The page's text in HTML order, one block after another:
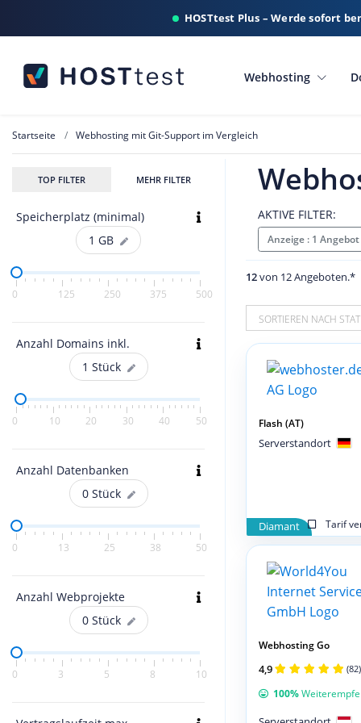
HOSTtest Plus – Werde sofort
Webhosting
Startseite Webhosting mit Git-Support im Vergleich
TOP FILTER MEHR FILTER
Speicherplatz (minimal)
1 GB
0 125 250 375 500
Anzahl Domains inkl.
1 Stück
0 10 20 30 40 50
Anzahl Datenbanken
0 Stück
0 13 25 38 50
Anzahl Webprojekte
0 Stück
0 3 5 8 10
AKTIVE FILTER:
Anzeige : 1
12von 12 Angeboten.*
SORTIEREN NACH
Diamant Tarif
Flash (AT)
Serverstandort
Webhosting Go
4,9 (82)
100%